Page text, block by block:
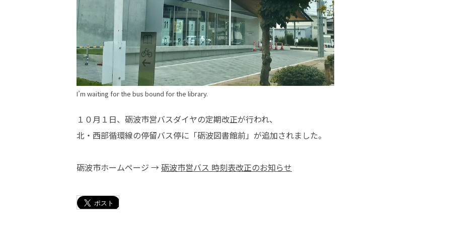
I’m waiting for the bus bound for the library.
１０月１日、砺波市営バスダイヤの定期改正が行われ、
北・西部循環線の停留バス停に「砺波図書館前」が追加されました。
砺波市ホームページ →砺波市営バス 時刻表改正のお知らせ